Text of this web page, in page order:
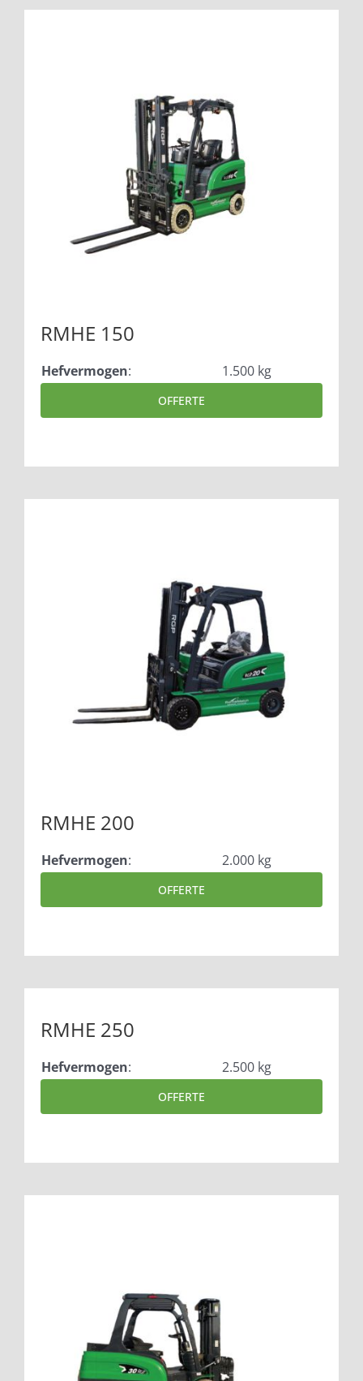
RMHE 150
Hefvermogen: 1.500 kg
OFFERTE
RMHE 200
Hefvermogen: 2.000 kg
OFFERTE
RMHE 250
Hefvermogen: 2.500 kg
OFFERTE